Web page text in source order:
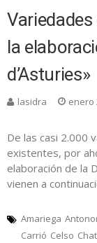
la
d’Asturies»
lasidra enero
De las casi 2.000
existentes, por
elaboración de la
vienen a
Amariega
Carrió Celso